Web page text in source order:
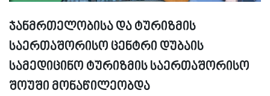
ჯანმრთელობისა და ტურიზმის
საერთაშორისო ცენტრი დუბაის
სამედიცინო ტურიზმის საერთაშორისო
შოუში მონაწილეობდა